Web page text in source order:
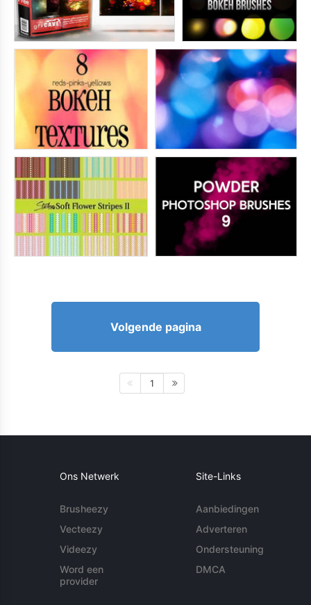
Volgende pagina
1
Ons Netwerk
Brusheezy
Vecteezy
Videezy
Word een
provider
Site-Links
Aanbiedingen
Adverteren
Ondersteuning
DMCA